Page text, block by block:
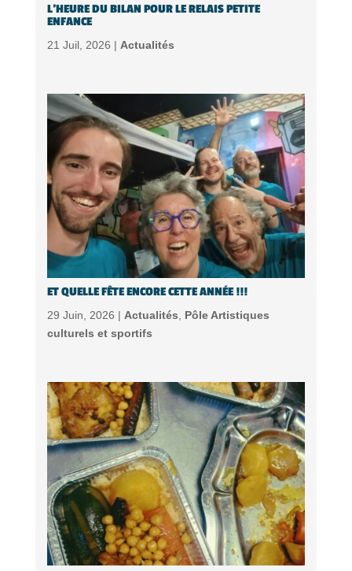
L’HEURE DU BILAN POUR LE RELAIS PETITE
ENFANCE
21 Juil, 2026 | Actualités
ET QUELLE FÊTE ENCORE CETTE ANNÉE !!!
29 Juin, 2026 | Actualités
Pôle Artistiques
culturels et sportifs